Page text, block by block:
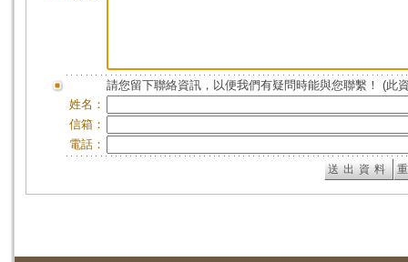
請您留下聯絡資訊，以便我們有疑問時能與您聯繫！ (此
姓名：
信箱：
電話：